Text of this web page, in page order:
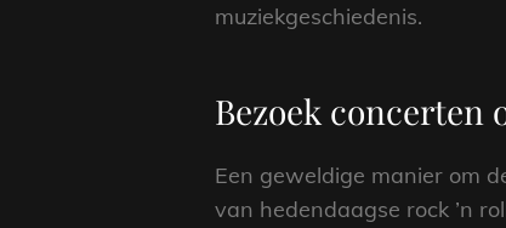
muziekgeschiedenis.
Bezoek concerten
Een geweldige manier om
van hedendaagse rock ’n